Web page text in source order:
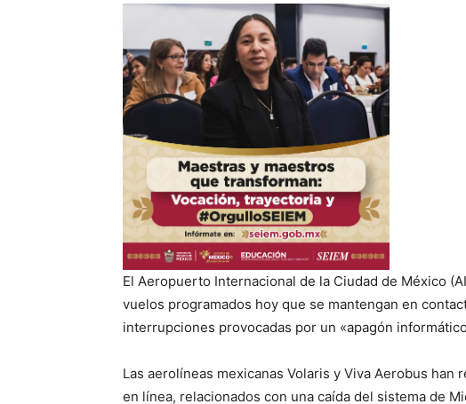
El Aeropuerto Internacional de la Ciudad de México
vuelos programados hoy que se mantengan en
interrupciones provocadas por un «apagón
Las aerolíneas mexicanas Volaris y Viva Aerobus
en línea, relacionados con una caída del sistema de